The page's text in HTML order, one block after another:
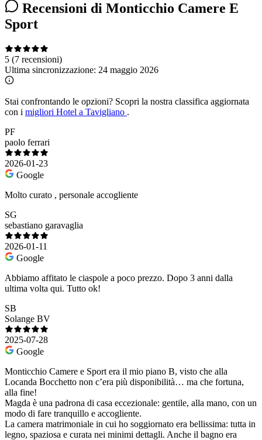
Recensioni di Monticchio Camere E
Sport
5 (7 recensioni)
Ultima sincronizzazione: 24 maggio 2026
Stai confrontando le opzioni? Scopri la nostra classifica aggiornata
con i migliori Hotel a Tavigliano .
PF
paolo ferrari
2026-01-23
Google
Molto curato , personale accogliente
SG
sebastiano garavaglia
2026-01-11
Google
Abbiamo affitato le ciaspole a poco prezzo. Dopo 3 anni dalla
ultima volta qui. Tutto ok!
SB
Solange BV
2025-07-28
Google
Monticchio Camere e Sport era il mio piano B, visto che alla
Locanda Bocchetto non c’era più disponibilità… ma che fortuna,
alla fine!
Magda è una padrona di casa eccezionale: gentile, alla mano, con un
modo di fare tranquillo e accogliente.
La camera matrimoniale in cui ho soggiornato era bellissima: tutta in
legno, spaziosa e curata nei minimi dettagli. Anche il bagno era